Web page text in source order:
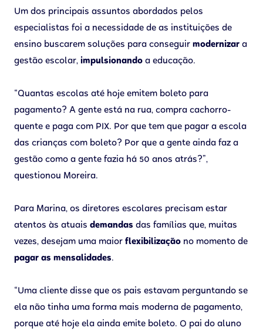
Um dos principais assuntos abordados pelos
especialistas foi a necessidade de as instituições de
ensino buscarem soluções para conseguir modernizar a
gestão escolar, impulsionando a educação.
“Quantas escolas até hoje emitem boleto para
pagamento? A gente está na rua, compra cachorro-
quente e paga com PIX. Por que tem que pagar a escola
das crianças com boleto? Por que a gente ainda faz a
gestão como a gente fazia há 50 anos atrás?”,
questionou Moreira.
Para Marina, os diretores escolares precisam estar
atentos às atuais demandas das famílias que, muitas
vezes, desejam uma maior flexibilização no momento de
pagar as mensalidades.
“Uma cliente disse que os pais estavam perguntando se
ela não tinha uma forma mais moderna de pagamento,
porque até hoje ela ainda emite boleto. O pai do aluno